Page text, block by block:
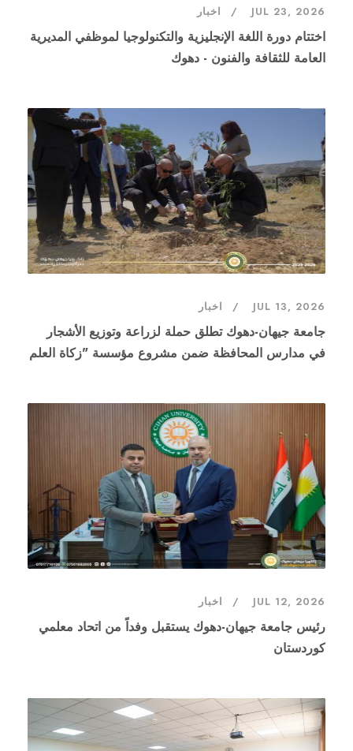
JUL 23, 2026 اخبار
اختتام دورة اللغة الإنجليزية والتكنولوجيا لموظفي المديرية
العامة للثقافة والفنون - دهوك
JUL 13, 2026 اخبار
جامعة جيهان-دهوك تطلق حملة لزراعة وتوزيع الأشجار
في مدارس المحافظة ضمن مشروع مؤسسة "زكاة العلم
JUL 12, 2026 اخبار
رئيس جامعة جيهان-دهوك يستقبل وفداً من اتحاد معلمي
كوردستان